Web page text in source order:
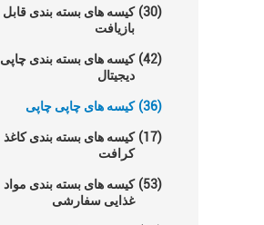
کیسه های بسته بندی قابل
بازیافت
(30)
کیسه های بسته بندی چاپی
دیجیتال
(42)
کیسه های چاپی چاپی (36)
کیسه های بسته بندی کاغذ
کرافت
(17)
کیسه های بسته بندی مواد
غذایی سفارشی
(53)